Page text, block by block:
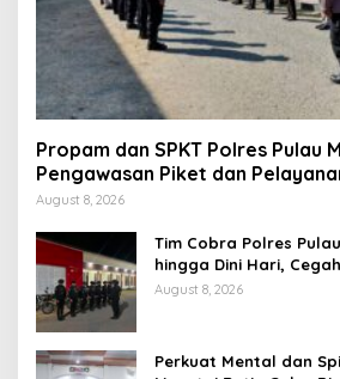
Propam dan SPKT Polres Pulau
Pengawasan Piket dan
Selama 1×24 Jam
August 8, 2026
Tim Cobra Polres
hingga Dini Hari,
Gangguan Kamtibmas
August 8, 2026
Perkuat Mental dan